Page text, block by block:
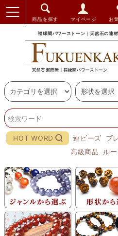
商品を探す マイページ お
福縁閣パワーストーン｜天然石の連
HOT WORD 連ビーズ ブ
高級商品
ル